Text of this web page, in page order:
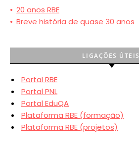
• 20 anos RBE
• Breve história de quase 30 anos
LIGAÇÕES ÚTEIS
Portal RBE
Portal PNL
Portal EduQA
Plataforma RBE (formação)
Plataforma RBE (projetos)